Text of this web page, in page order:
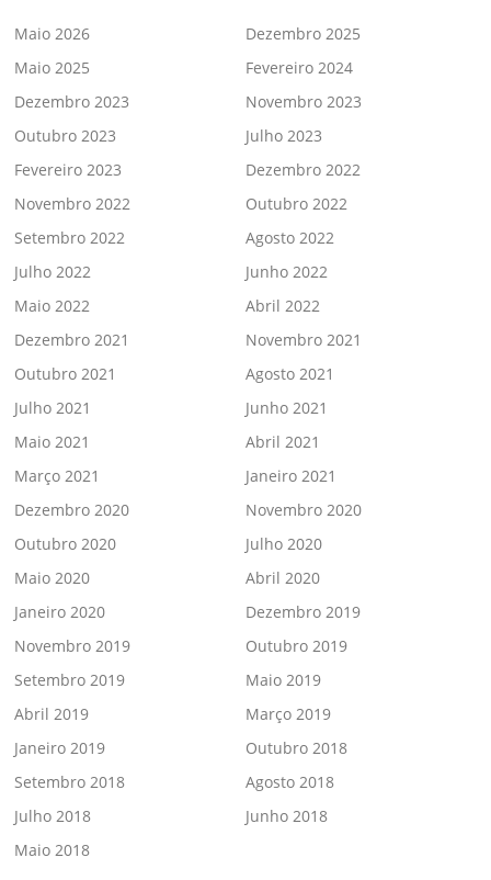
Maio 2026
Dezembro 2025
Maio 2025
Fevereiro 2024
Dezembro 2023
Novembro 2023
Outubro 2023
Julho 2023
Fevereiro 2023
Dezembro 2022
Novembro 2022
Outubro 2022
Setembro 2022
Agosto 2022
Julho 2022
Junho 2022
Maio 2022
Abril 2022
Dezembro 2021
Novembro 2021
Outubro 2021
Agosto 2021
Julho 2021
Junho 2021
Maio 2021
Abril 2021
Março 2021
Janeiro 2021
Dezembro 2020
Novembro 2020
Outubro 2020
Julho 2020
Maio 2020
Abril 2020
Janeiro 2020
Dezembro 2019
Novembro 2019
Outubro 2019
Setembro 2019
Maio 2019
Abril 2019
Março 2019
Janeiro 2019
Outubro 2018
Setembro 2018
Agosto 2018
Julho 2018
Junho 2018
Maio 2018